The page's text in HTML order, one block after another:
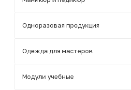
Одноразовая продукция
Одежда для мастеров
Модули учебные